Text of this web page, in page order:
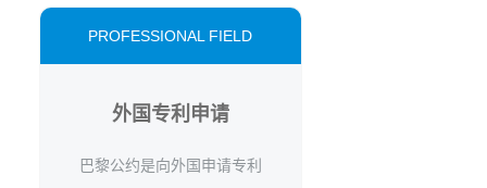
PROFESSIONAL FIELD
外国专利申请
巴黎公约是向外国申请专利